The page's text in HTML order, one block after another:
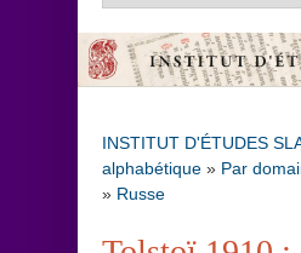
INSTITUT D'ÉTUDES
alphabétique » Par
» Russe